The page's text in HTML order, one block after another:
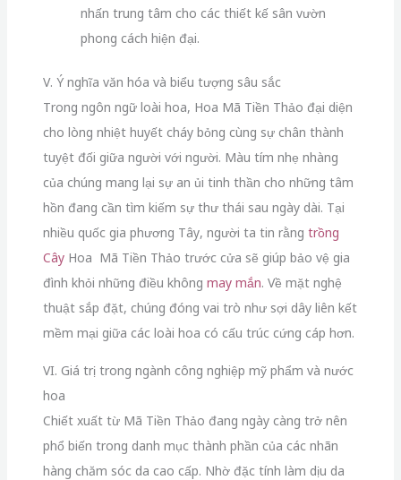
nhấn trung tâm cho các thiết kế sân vườn
phong cách hiện đại.
V. Ý nghĩa văn hóa và biểu tượng sâu sắc
Trong ngôn ngữ loài hoa, Hoa Mã Tiền Thảo đại diện
cho lòng nhiệt huyết cháy bỏng cùng sự chân thành
tuyệt đối giữa người với người. Màu tím nhẹ nhàng
của chúng mang lại sự an ủi tinh thần cho những tâm
hồn đang cần tìm kiếm sự thư thái sau ngày dài. Tại
nhiều quốc gia phương Tây, người ta tin rằng trồng
CâyHoa Mã Tiền Thảo trước cửa sẽ giúp bảo vệ gia
đình khỏi những điều không may mắn. Về mặt nghệ
thuật sắp đặt, chúng đóng vai trò như sợi dây liên kết
mềm mại giữa các loài hoa có cấu trúc cứng cáp hơn.
VI. Giá trị trong ngành công nghiệp mỹ phẩm và nước
hoa
Chiết xuất từ Mã Tiền Thảo đang ngày càng trở nên
phổ biến trong danh mục thành phần của các nhãn
hàng chăm sóc da cao cấp. Nhờ đặc tính làm dịu da